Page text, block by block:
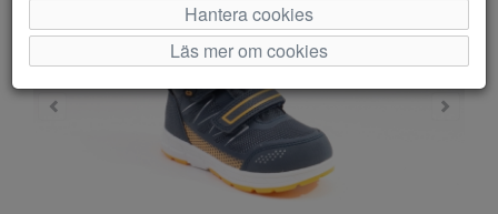
Hantera cookies
Läs mer om cookies